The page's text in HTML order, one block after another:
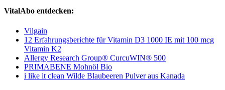
VitalAbo entdecken:
Vilgain
12 Erfahrungsberichte für Vitamin D3 1000 IE mit 100 mcg
Vitamin K2
Allergy Research Group® CurcuWIN® 500
PRIMABENE Mohnöl Bio
i like it clean Wilde Blaubeeren Pulver aus Kanada